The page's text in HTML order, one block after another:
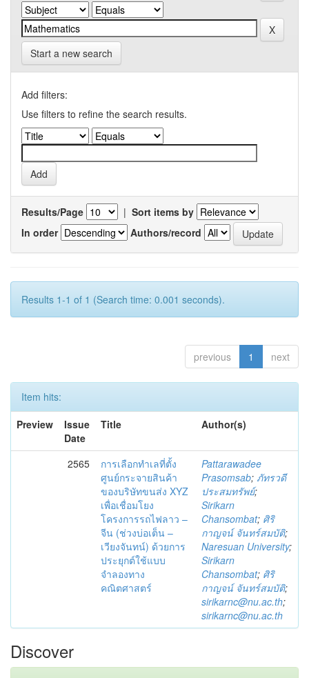
Start a new search
Add filters:
Use filters to refine the search results.
Results/Page | Sort items by
In order
Authors/record
Results 1-1 of 1 (Search time: 0.001 seconds).
previous 1 next
Item hits:
Preview
Issue
Date
Title Author(s)
2565
การเลือกทำเลที่ตั้ง
ศูนย์กระจายสินค้า
ของบริษัทขนส่ง XYZ
เพื่อเชื่อมโยง
โครงการรถไฟลาว –
จีน (ช่วงบ่อเต็น –
เวียงจันทน์) ด้วยการ
ประยุกต์ใช้แบบ
จำลองทาง
คณิตศาสตร์
Pattarawadee
Prasomsab; ภัทรวดี
ประสมทรัพย์;
Sirikarn
Chansombat; ศิริ
กาญจน์ จันทร์สมบัติ;
Naresuan University;
Sirikarn
Chansombat; ศิริ
กาญจน์ จันทร์สมบัติ;
sirikarnc@nu.ac.th;
sirikarnc@nu.ac.th
Discover